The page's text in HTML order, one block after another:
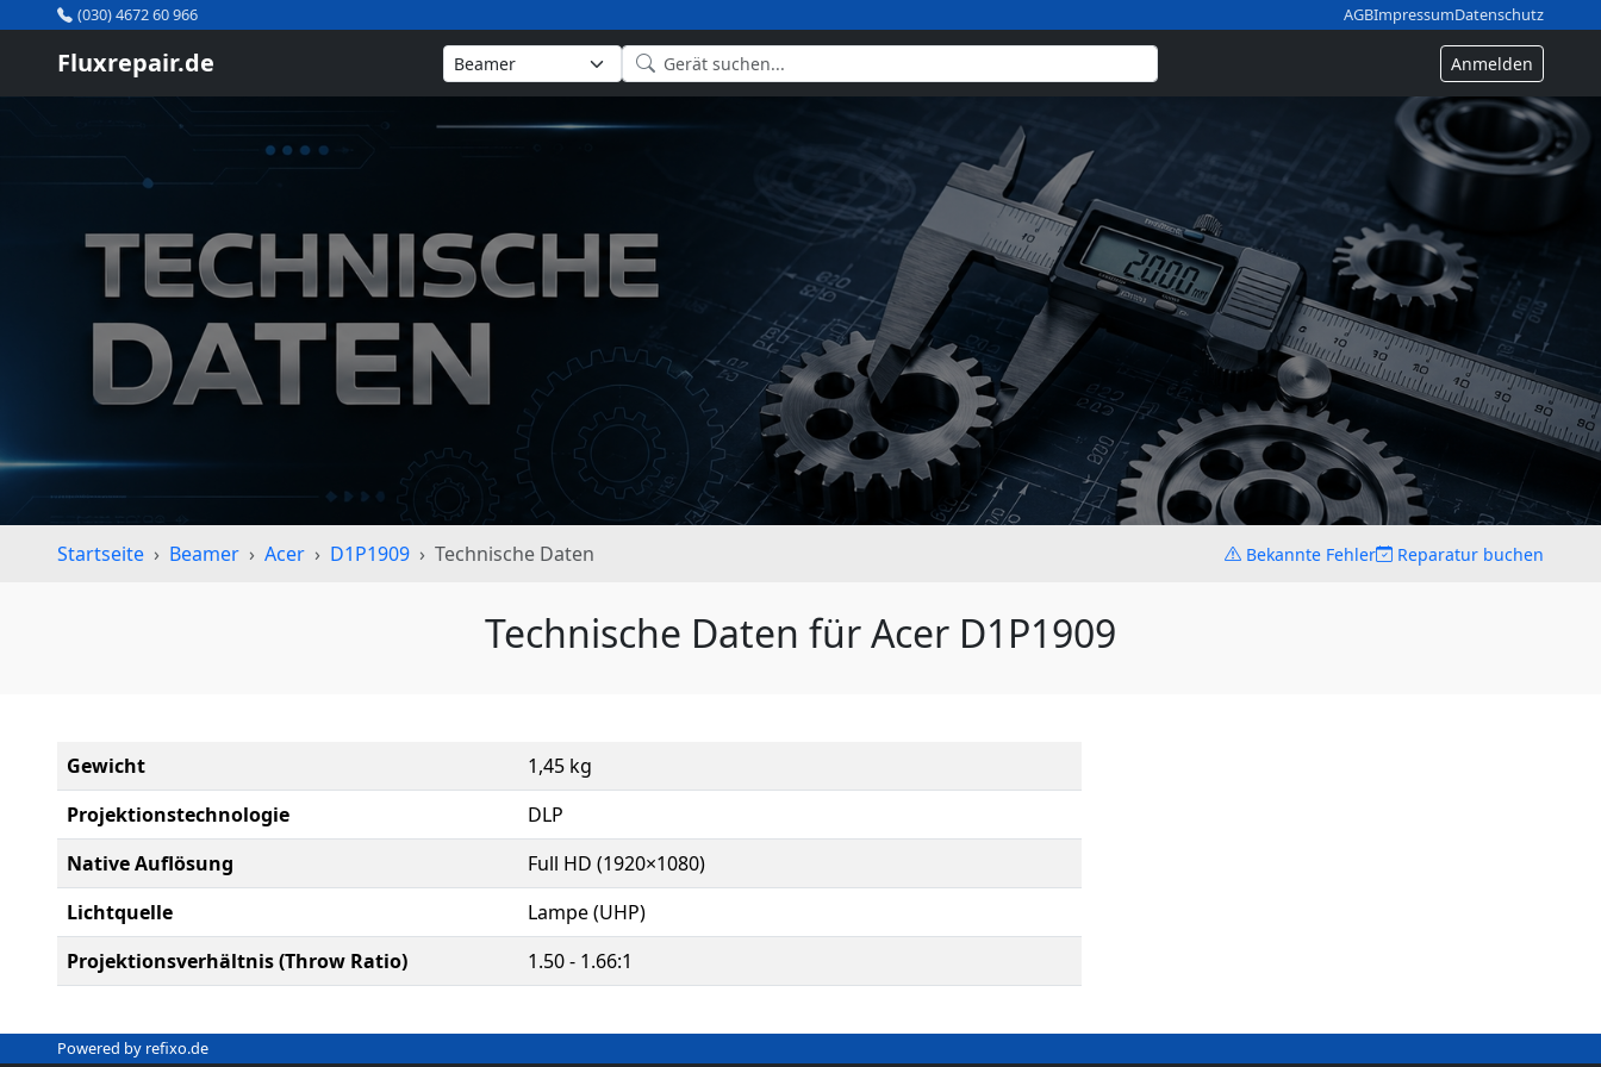
(030) 4672 60 966 AGBImpressumDatenschutz
Fluxrepair.de Anmelden
Startseite Beamer Acer D1P1909 Technische Daten Bekannte Fehler Reparatur buchen
Technische Daten für Acer D1P1909
Gewicht
1,45 kg
Projektionstechnologie
DLP
Native Auflösung
Full HD (1920×1080)
Lichtquelle
Lampe (UHP)
Projektionsverhältnis (Throw Ratio)
1.50 - 1.66:1
Powered by refixo.de